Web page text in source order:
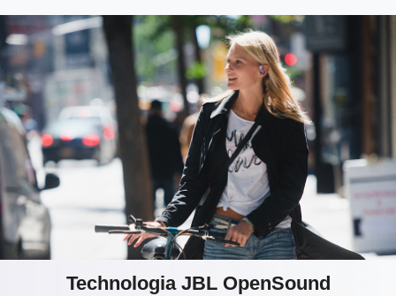
Technologia JBL OpenSound